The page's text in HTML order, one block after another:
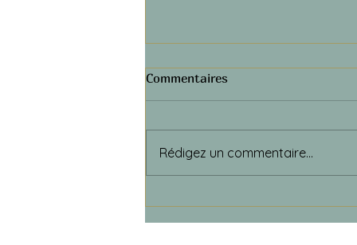
Commentaires
Rédigez un commentaire...